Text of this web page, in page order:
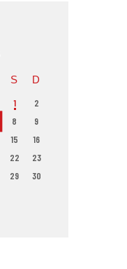
S D
1
2
8
9
15
16
22
23
29
30